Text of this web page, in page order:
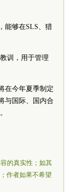
能够在SLS、猎
训，用于管理
在今年夏季制定
与国际、国内合
的真实性；如其
作者如果不希望